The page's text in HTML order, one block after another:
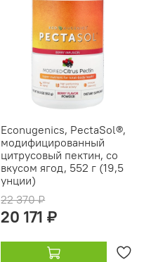
Econugenics, PectaSol®,
модифицированный
цитрусовый пектин, со
вкусом ягод, 552 г (19,5
унции)
22 370 ₽
20 171 ₽